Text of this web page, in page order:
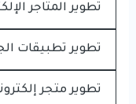
تطوير المتاجر
تطوير تطبيقات
تطوير متجر